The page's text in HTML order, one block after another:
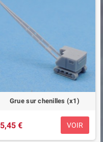
Grue sur chenilles (x1)
5,45 € VOIR